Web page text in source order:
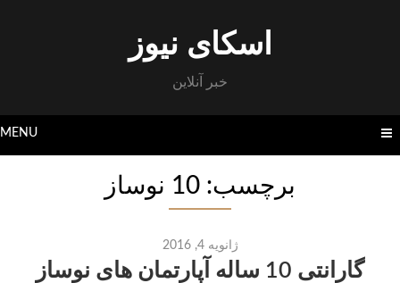
اسکای نیوز
خبر آنلاین
MENU
برچسب: 10 نوساز
ژانویه 4, 2016
گارانتی 10 ساله آپارتمان های نوساز